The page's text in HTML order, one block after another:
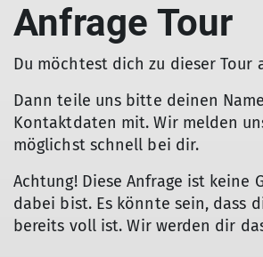
Anfrage Tour
Du möchtest dich zu dieser Tour
Dann teile uns bitte deinen
Kontaktdaten mit. Wir melden
möglichst schnell bei dir.
Achtung! Diese Anfrage ist keine
dabei bist. Es könnte sein, dass
bereits voll ist. Wir werden dir